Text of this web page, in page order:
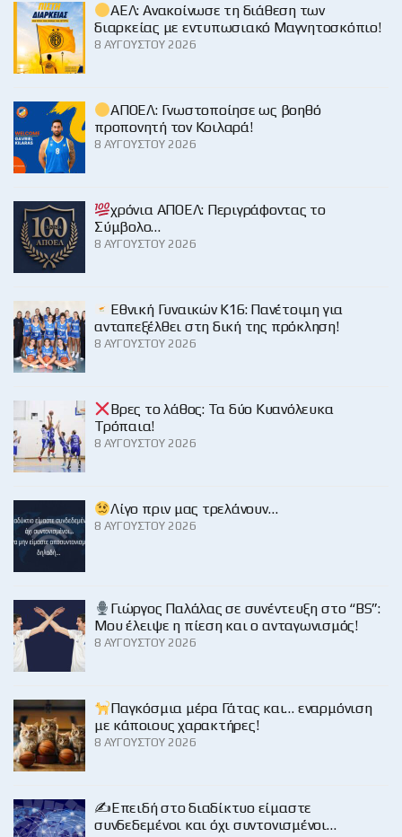
ΑΕΛ: Ανακοίνωσε τη διάθεση των
διαρκείας με εντυπωσιακό Μαγνητοσκόπιο!
8 ΑΥΓΟΎΣΤΟΥ 2026
ΑΠΟΕΛ: Γνωστοποίησε ως βοηθό
προπονητή τον Κοιλαρά!
8 ΑΥΓΟΎΣΤΟΥ 2026
χρόνια ΑΠΟΕΛ: Περιγράφοντας το
Σύμβολο…
8 ΑΥΓΟΎΣΤΟΥ 2026
Εθνική Γυναικών Κ16: Πανέτοιμη για
ανταπεξέλθει στη δική της πρόκληση!
8 ΑΥΓΟΎΣΤΟΥ 2026
Βρες το λάθος: Τα δύο Κυανόλευκα
Τρόπαια!
8 ΑΥΓΟΎΣΤΟΥ 2026
Λίγο πριν μας τρελάνουν…
8 ΑΥΓΟΎΣΤΟΥ 2026
Γιώργος Παλάλας σε συνέντευξη στο “BS”:
Μου έλειψε η πίεση και ο ανταγωνισμός!
8 ΑΥΓΟΎΣΤΟΥ 2026
Παγκόσμια μέρα Γάτας και… εναρμόνιση
με κάποιους χαρακτήρες!
8 ΑΥΓΟΎΣΤΟΥ 2026
✍️Επειδή στο διαδίκτυο είμαστε
συνδεδεμένοι και όχι συντονισμένοι…